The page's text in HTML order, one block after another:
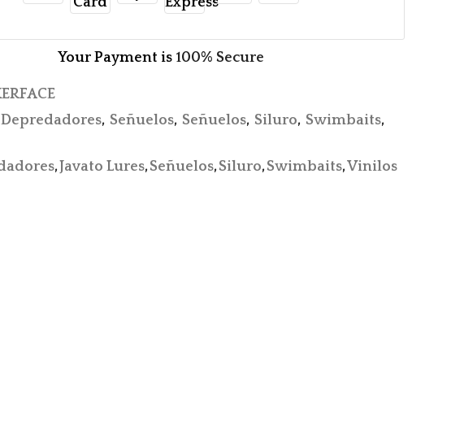
Your Payment is 100% Secure
Depredadores, Señuelos, Señuelos, Siluro, Swimbaits,
,Javato Lures,Señuelos,Siluro,Swimbaits,Vinilos